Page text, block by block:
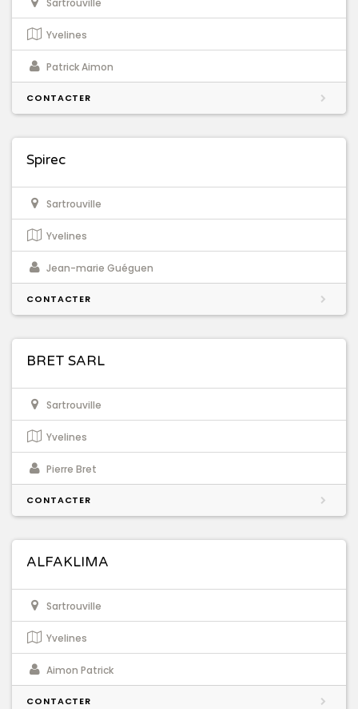
Sartrouville
Yvelines
Patrick Aimon
CONTACTER
Spirec
Sartrouville
Yvelines
Jean-marie Guéguen
CONTACTER
BRET SARL
Sartrouville
Yvelines
Pierre Bret
CONTACTER
ALFAKLIMA
Sartrouville
Yvelines
Aimon Patrick
CONTACTER